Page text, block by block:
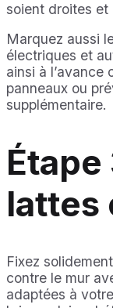
soient droites et
Marquez aussi
électriques et
ainsi à l’avance
panneaux ou
supplémentaire.
lattes
Fixez
contre le mur
adaptées à